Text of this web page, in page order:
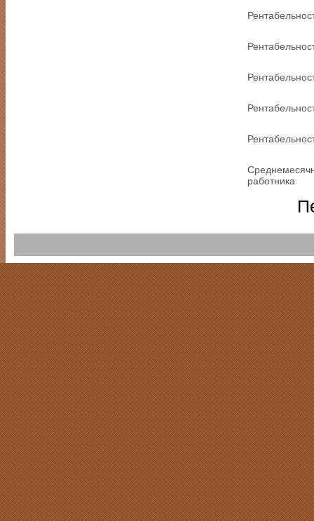
работника